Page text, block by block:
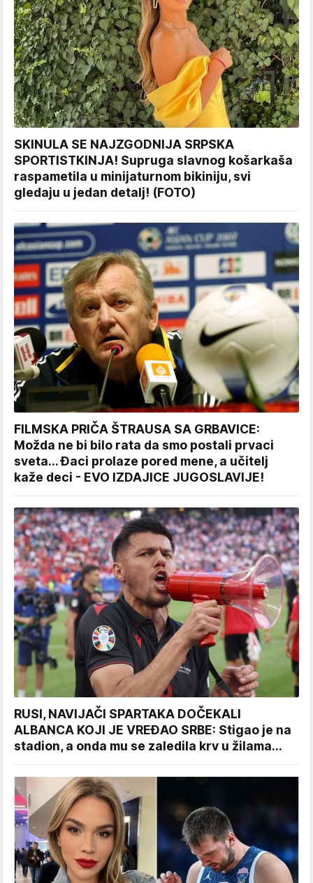
SKINULA SE NAJZGODNIJA SRPSKA
SPORTISTKINJA! Supruga slavnog košarkaša
raspametila u minijaturnom bikiniju, svi
gledaju u jedan detalj! (FOTO)
FILMSKA PRIČA ŠTRAUSA SA GRBAVICE:
Možda ne bi bilo rata da smo postali prvaci
sveta... Đaci prolaze pored mene, a učitelj
kaže deci - EVO IZDAJICE JUGOSLAVIJE!
RUSI, NAVIJAČI SPARTAKA DOČEKALI
ALBANCA KOJI JE VREĐAO SRBE: Stigao je na
stadion, a onda mu se zaledila krv u žilama...